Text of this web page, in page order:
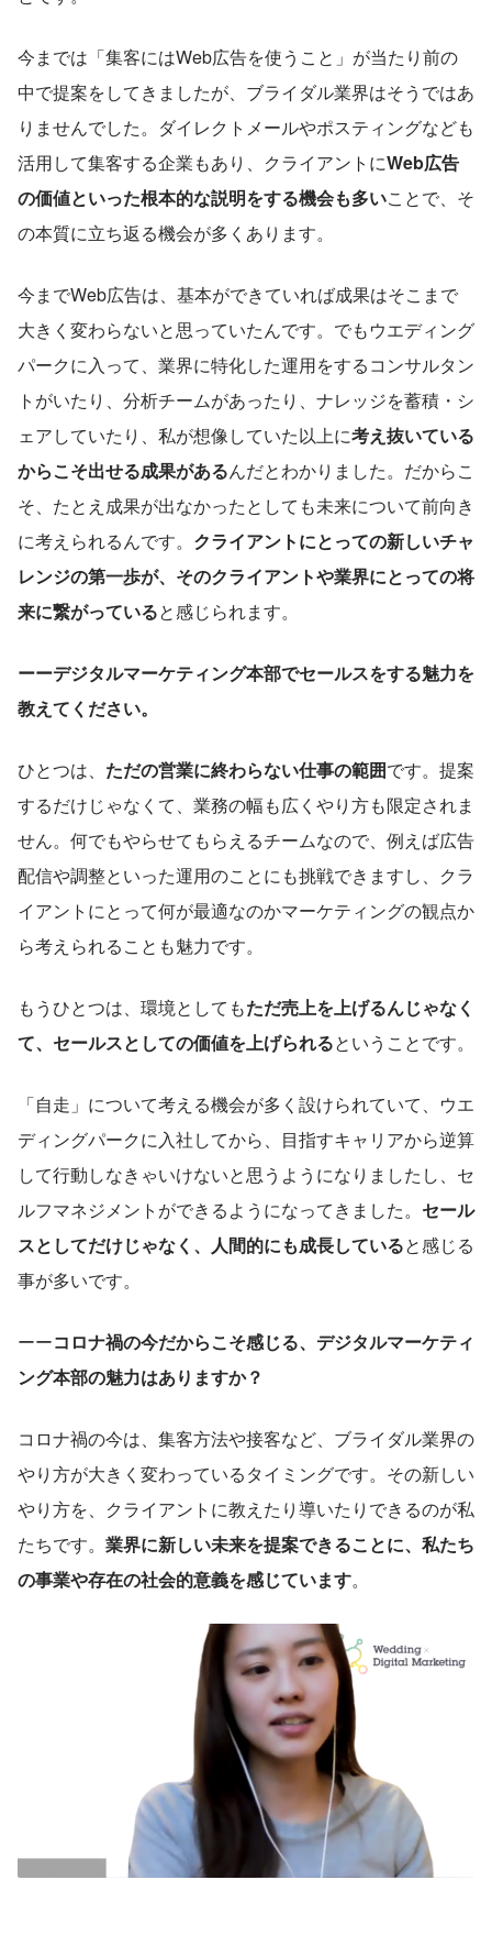
今までは「集客にはWeb広告を使うこと」が当たり前の
中で提案をしてきましたが、ブライダル業界はそうではあ
りませんでした。ダイレクトメールやポスティングなども
活用して集客する企業もあり、クライアントにWeb広告
の価値といった根本的な説明をする機会も多いことで、そ
の本質に立ち返る機会が多くあります。
今までWeb広告は、基本ができていれば成果はそこまで
大きく変わらないと思っていたんです。でもウエディング
パークに入って、業界に特化した運用をするコンサルタン
トがいたり、分析チームがあったり、ナレッジを蓄積・シ
ェアしていたり、私が想像していた以上に考え抜いている
からこそ出せる成果があるんだとわかりました。だからこ
そ、たとえ成果が出なかったとしても未来について前向き
に考えられるんです。 クライアントにとっての新しいチャ
レンジの第一歩が、そのクライアントや業界にとっての将
来に繋がっていると感じられます。
ーーデジタルマーケティング本部でセールスをする魅力を
教えてください。
ひとつは、 ただの営業に終わらない仕事の範囲です。提案
するだけじゃなくて、業務の幅も広くやり方も限定されま
せん。何でもやらせてもらえるチームなので、例えば広告
配信や調整といった運用のことにも挑戦できますし、クラ
イアントにとって何が最適なのかマーケティングの観点か
ら考えられることも魅力です。
もうひとつは、環境としてもただ売上を上げるんじゃなく
て、セールスとしての価値を上げられるということです。
「自走」について考える機会が多く設けられていて、ウエ
ディングパークに入社してから、目指すキャリアから逆算
して行動しなきゃいけないと思うようになりましたし、セ
ルフマネジメントができるようになってきました。 セール
スとしてだけじゃなく、人間的にも成長していると感じる
事が多いです。
ーーコロナ禍の今だからこそ感じる、デジタルマーケティ
ング本部の魅力はありますか？
コロナ禍の今は、集客方法や接客など、ブライダル業界の
やり方が大きく変わっているタイミングです。その新しい
やり方を、クライアントに教えたり導いたりできるのが私
たちです。 業界に新しい未来を提案できることに、私たち
の事業や存在の社会的意義を感じています。